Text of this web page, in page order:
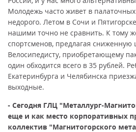
Молодежь часто живет в палаточных
недорого. Летом в Сочи и
нашими точно не сравнить. К тому
спортсменов, предлагая сниженную
Велосипедисту, приобретающему
один обходится всего в 35 рублей.
Екатеринбурга и Челябинска
выходные.
- Сегодня ГЛЦ "Металлург-
еще и как место корпоративных
коллектив "Магнитогорского